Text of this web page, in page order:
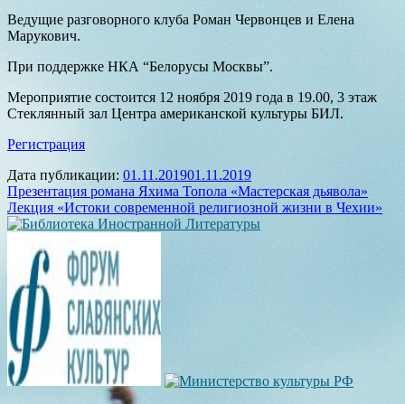
Ведущие разговорного клуба Роман Червонцев и Елена
Марукович.
При поддержке НКА “Белорусы Москвы”.
Мероприятие состоится 12 ноября 2019 года в 19.00, 3 этаж
Стеклянный зал Центра американской культуры БИЛ.
Регистрация
Дата публикации: 01.11.201901.11.2019
Навигация
по
записям
Презентация романа Яхима Топола «Мастерская дьявола»
Лекция «Истоки современной религиозной жизни в Чехии»